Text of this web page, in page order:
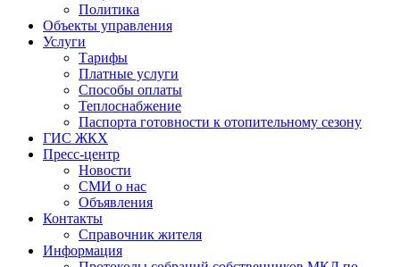
Политика
Объекты управления
Услуги
Тарифы
Платные услуги
Способы оплаты
Теплоснабжение
Паспорта готовности к отопительному сезону
ГИС ЖКХ
Пресс-центр
Новости
СМИ о нас
Объявления
Контакты
Справочник жителя
Информация